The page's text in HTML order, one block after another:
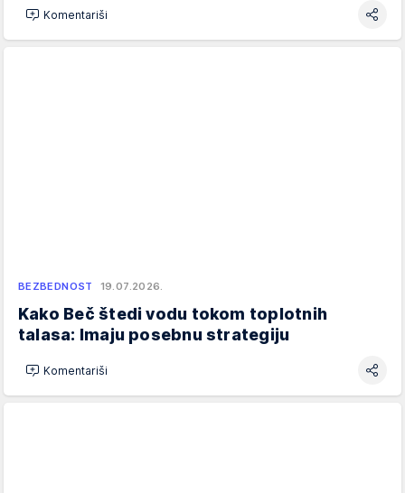
Komentariši
BEZBEDNOST 19.07.2026.
Kako Beč štedi vodu tokom toplotnih
talasa: Imaju posebnu strategiju
Komentariši